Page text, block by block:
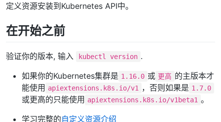
定义资源安装到Kubernetes API中。
在开始之前
验证你的版本, 输入 kubectl version .
如果你的Kubernetes集群是 1.16.0 或 更高 的主版本才
能使用 apiextensions.k8s.io/v1 ，否则如果是 1.7.0
或更高的只能使用 apiextensions.k8s.io/v1beta1 。
学习完整的自定义资源介绍